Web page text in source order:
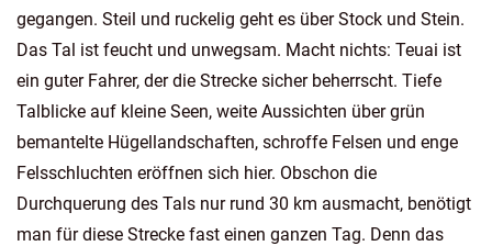
gegangen. Steil und ruckelig geht es über Stock und Stein.
Das Tal ist feucht und unwegsam. Macht nichts: Teuai ist
ein guter Fahrer, der die Strecke sicher beherrscht. Tiefe
Talblicke auf kleine Seen, weite Aussichten über grün
bemantelte Hügellandschaften, schroffe Felsen und enge
Felsschluchten eröffnen sich hier. Obschon die
Durchquerung des Tals nur rund 30 km ausmacht, benötigt
man für diese Strecke fast einen ganzen Tag. Denn das